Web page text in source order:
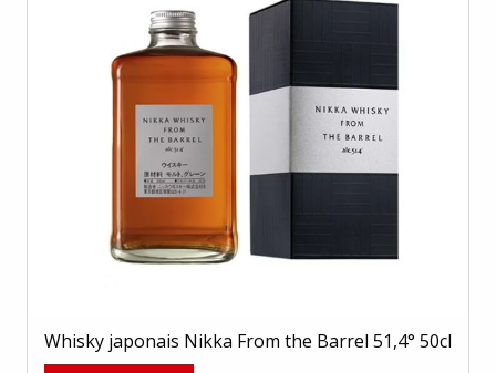
Whisky japonais Nikka From the Barrel 51,4° 50cl